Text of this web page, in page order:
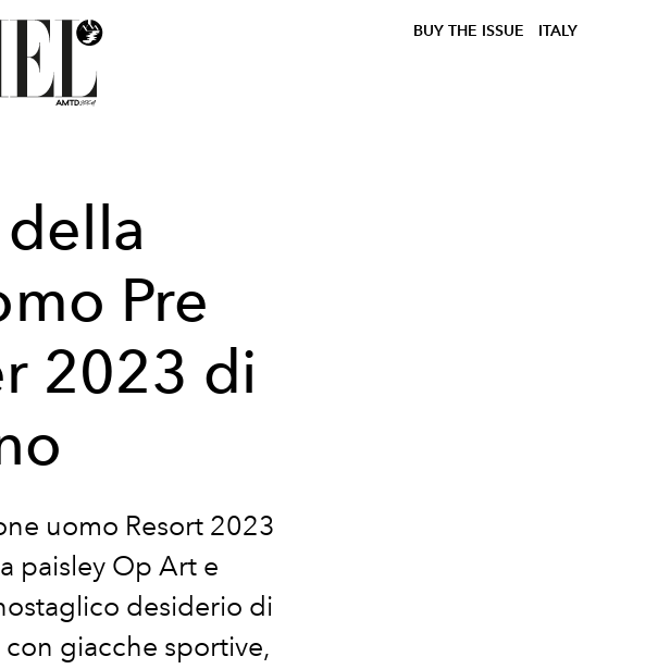
BUY THE ISSUE ITALY
Pre
2023 di
uomo Resort 2023
paisley Op Art e
desiderio di
giacche sportive,